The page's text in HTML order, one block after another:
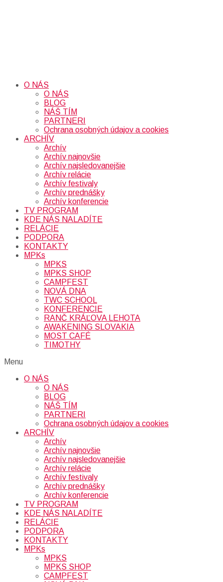
O NÁS
O NÁS
BLOG
NÁŠ TÍM
PARTNERI
Ochrana osobných údajov a cookies
ARCHÍV
Archív
Archív najnovšie
Archív najsledovanejšie
Archív relácie
Archív festivaly
Archív prednášky
Archív konferencie
TV PROGRAM
KDE NÁS NALADÍTE
RELÁCIE
PODPORA
KONTAKTY
MPKs
MPKS
MPKS SHOP
CAMPFEST
NOVÁ DNA
TWC SCHOOL
KONFERENCIE
RANČ KRÁĽOVA LEHOTA
AWAKENING SLOVAKIA
MOST CAFÉ
TIMOTHY
Menu
O NÁS
O NÁS
BLOG
NÁŠ TÍM
PARTNERI
Ochrana osobných údajov a cookies
ARCHÍV
Archív
Archív najnovšie
Archív najsledovanejšie
Archív relácie
Archív festivaly
Archív prednášky
Archív konferencie
TV PROGRAM
KDE NÁS NALADÍTE
RELÁCIE
PODPORA
KONTAKTY
MPKs
MPKS
MPKS SHOP
CAMPFEST